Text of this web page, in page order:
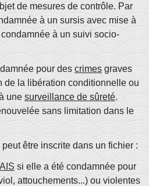
de mesures de contrôle. Par
à un sursis avec mise à
à un suivi socio-
pour des crimes graves
de la libération conditionnelle ou
une surveillance de sûreté.
sans limitation dans le
être inscrite dans un fichier :
si elle a été condamnée pour
attouchements...) ou violentes